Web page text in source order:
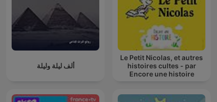
ألف ليلة وليلة
Le Petit Nicolas, et autres
histoires cultes - par
Encore une histoire